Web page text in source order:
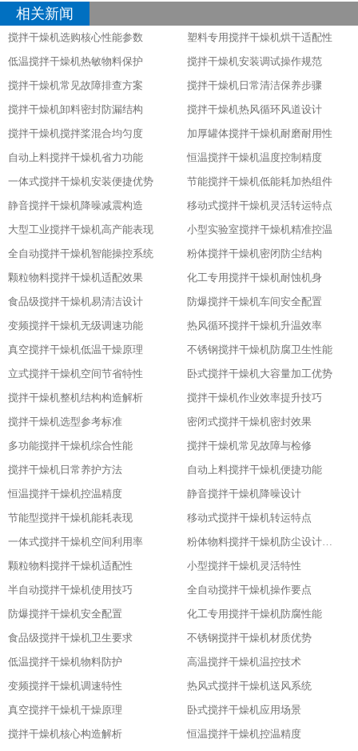
相关新闻
搅拌干燥机选购核心性能参数
塑料专用搅拌干燥机烘干适配性
低温搅拌干燥机热敏物料保护
搅拌干燥机安装调试操作规范
搅拌干燥机常见故障排查方案
搅拌干燥机日常清洁保养步骤
搅拌干燥机卸料密封防漏结构
搅拌干燥机热风循环风道设计
搅拌干燥机搅拌桨混合均匀度
加厚罐体搅拌干燥机耐磨耐用性
自动上料搅拌干燥机省力功能
恒温搅拌干燥机温度控制精度
一体式搅拌干燥机安装便捷优势
节能搅拌干燥机低能耗加热组件
静音搅拌干燥机降噪减震构造
移动式搅拌干燥机灵活转运特点
大型工业搅拌干燥机高产能表现
小型实验室搅拌干燥机精准控温
全自动搅拌干燥机智能操控系统
粉体搅拌干燥机密闭防尘结构
颗粒物料搅拌干燥机适配效果
化工专用搅拌干燥机耐蚀机身
食品级搅拌干燥机易清洁设计
防爆搅拌干燥机车间安全配置
变频搅拌干燥机无级调速功能
热风循环搅拌干燥机升温效率
真空搅拌干燥机低温干燥原理
不锈钢搅拌干燥机防腐卫生性能
立式搅拌干燥机空间节省特性
卧式搅拌干燥机大容量加工优势
搅拌干燥机整机结构构造解析
搅拌干燥机作业效率提升技巧
搅拌干燥机选型参考标准
密闭式搅拌干燥机密封效果
多功能搅拌干燥机综合性能
搅拌干燥机常见故障与检修
搅拌干燥机日常养护方法
自动上料搅拌干燥机便捷功能
恒温搅拌干燥机控温精度
静音搅拌干燥机降噪设计
节能型搅拌干燥机能耗表现
移动式搅拌干燥机转运特点
一体式搅拌干燥机空间利用率
粉体物料搅拌干燥机防尘设计粉体物料搅拌干燥机防尘设计
颗粒物料搅拌干燥机适配性
小型搅拌干燥机灵活特性
半自动搅拌干燥机使用技巧
全自动搅拌干燥机操作要点
防爆搅拌干燥机安全配置
化工专用搅拌干燥机防腐性能
食品级搅拌干燥机卫生要求
不锈钢搅拌干燥机材质优势
低温搅拌干燥机物料防护
高温搅拌干燥机温控技术
变频搅拌干燥机调速特性
热风式搅拌干燥机送风系统
真空搅拌干燥机干燥原理
卧式搅拌干燥机应用场景
搅拌干燥机核心构造解析
恒温搅拌干燥机控温精度